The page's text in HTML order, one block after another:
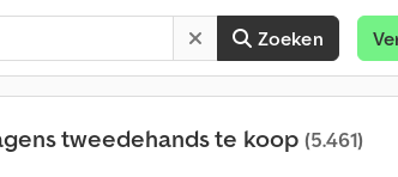
Zoeken
tweedehands te koop (5.461)